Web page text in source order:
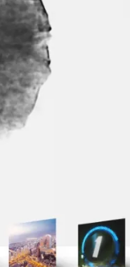
in
in
in